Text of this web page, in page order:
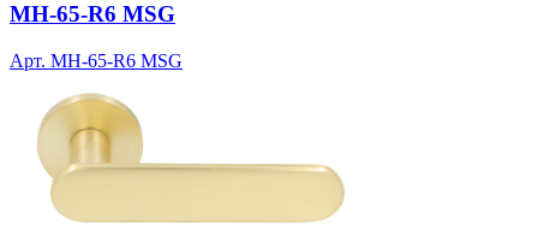
MH-65-R6 MSG
Арт. MH-65-R6 MSG